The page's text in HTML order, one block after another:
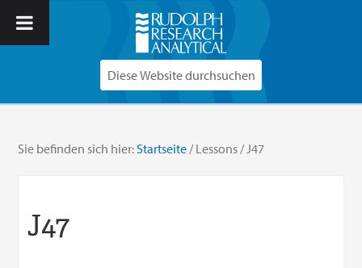
Sie befinden sich hier: Startseite /Lessons /J47
J47